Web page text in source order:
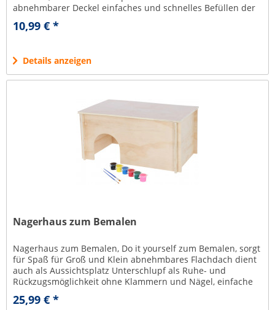
abnehmbarer Deckel einfaches und schnelles Befüllen der
10,99 € *
Details anzeigen
Nagerhaus zum Bemalen
Nagerhaus zum Bemalen, Do it yourself zum Bemalen, sorgt
für Spaß für Groß und Klein abnehmbares Flachdach dient
auch als Aussichtsplatz Unterschlupf als Ruhe- und
Rückzugsmöglichkeit ohne Klammern und Nägel, einfache
Montage durch...
25,99 € *